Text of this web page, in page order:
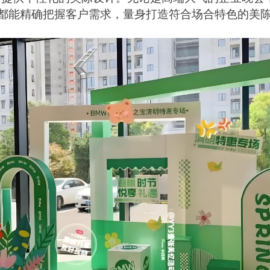
能精确把握客户需求，量身打造符合场合特色的美